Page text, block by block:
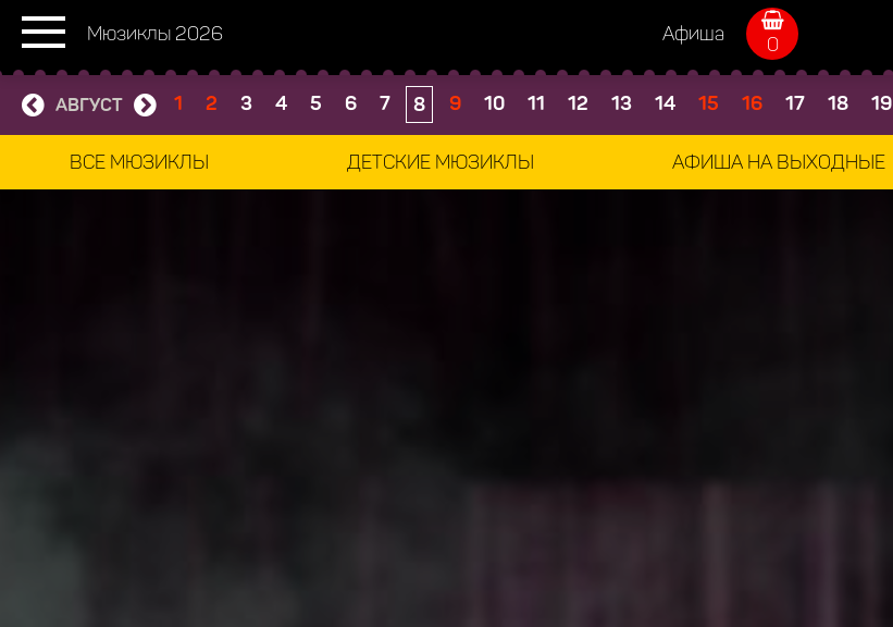
Мюзиклы 2026 Афиша 0
АВГУСТ 1 2 3 4 5 6 7 8 9 10 11 12 13 14 15 16 17 18 19
ВСЕ МЮЗИКЛЫ ДЕТСКИЕ МЮЗИКЛЫ АФИША НА ВЫХОДНЫЕ